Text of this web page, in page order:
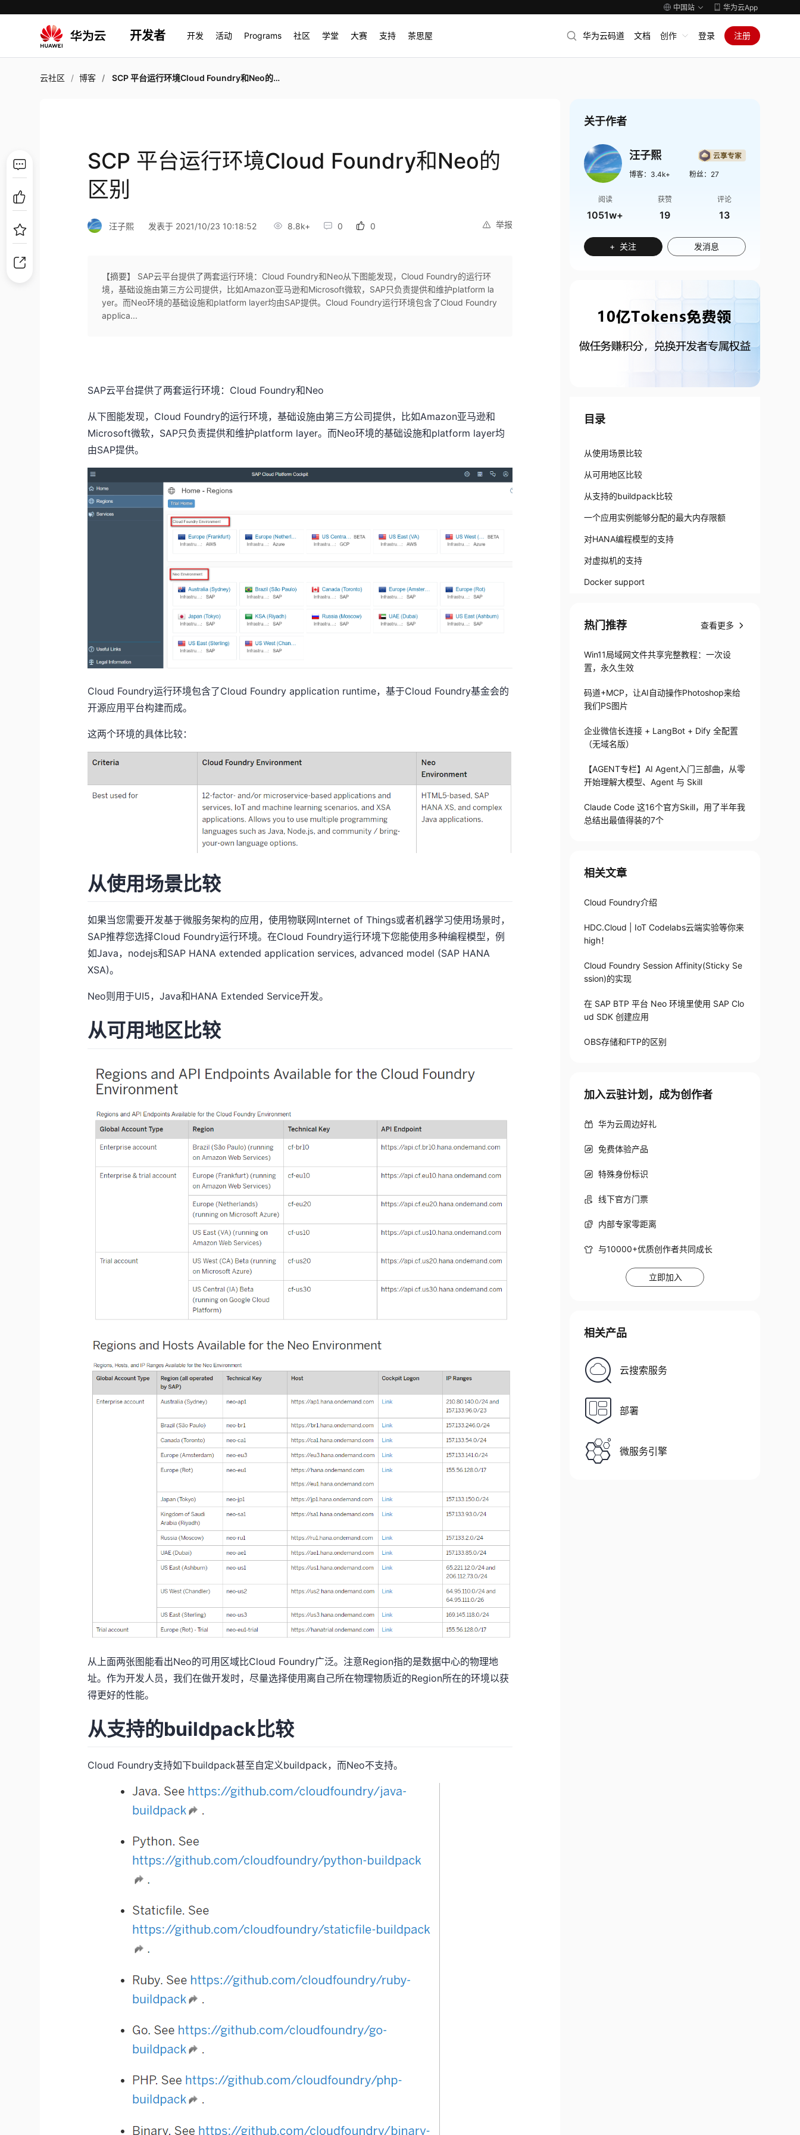
中国站 华为云App
开发者 开发 活动 Programs 社区 学堂 大赛 支持 茶思屋 华为云码道 文档 创作 登录 注册
云社区 博客 SCP 平台运行环境Cloud Foundry和Neo的区别
SCP 平台运行环境Cloud Foundry和Neo的
区别
举报
汪子熙 发表于 2021/10/23 10:18:52 8.8k+ 0 0
【摘要】 SAP云平台提供了两套运行环境：Cloud Foundry和Neo从下图能发现，Cloud Foundry的运行环
境，基础设施由第三方公司提供，比如Amazon亚马逊和Microsoft微软，SAP只负责提供和维护platform la
yer。而Neo环境的基础设施和platform layer均由SAP提供。Cloud Foundry运行环境包含了Cloud Foundry
applica...
SAP云平台提供了两套运行环境：Cloud Foundry和Neo
从下图能发现，Cloud Foundry的运行环境，基础设施由第三方公司提供，比如Amazon亚马逊和
Microsoft微软，SAP只负责提供和维护platform layer。而Neo环境的基础设施和platform layer均
由SAP提供。
Cloud Foundry运行环境包含了Cloud Foundry application runtime，基于Cloud Foundry基金会的
开源应用平台构建而成。
这两个环境的具体比较：
从使用场景比较
如果当您需要开发基于微服务架构的应用，使用物联网Internet of Things或者机器学习使用场景时，
SAP推荐您选择Cloud Foundry运行环境。在Cloud Foundry运行环境下您能使用多种编程模型，例
如Java，nodejs和SAP HANA extended application services, advanced model (SAP HANA
XSA)。
Neo则用于UI5，Java和HANA Extended Service开发。
从可用地区比较
从上面两张图能看出Neo的可用区域比Cloud Foundry广泛。注意Region指的是数据中心的物理地
址。作为开发人员，我们在做开发时，尽量选择使用离自己所在物理物质近的Region所在的环境以获
得更好的性能。
从支持的buildpack比较
Cloud Foundry支持如下buildpack甚至自定义buildpack，而Neo不支持。
关于作者
汪子熙
博客： 3.4k+ 粉丝： 27
阅读
1051w+
获赞
19
评论
13
+ 关注 发消息
目录
从使用场景比较
从可用地区比较
从支持的buildpack比较
一个应用实例能够分配的最大内存限额
对HANA编程模型的支持
对虚拟机的支持
Docker support
热门推荐 查看更多
Win11局域网文件共享完整教程：一次设
置，永久生效
码道+MCP，让AI自动操作Photoshop来给
我们PS图片
企业微信长连接 + LangBot + Dify 全配置
（无域名版）
【AGENT专栏】AI Agent入门三部曲，从零
开始理解大模型、Agent 与 Skill
Claude Code 这16个官方Skill，用了半年我
总结出最值得装的7个
相关文章
Cloud Foundry介绍
HDC.Cloud | IoT Codelabs云端实验等你来
high！
Cloud Foundry Session Affinity(Sticky Se
ssion)的实现
在 SAP BTP 平台 Neo 环境里使用 SAP Clo
ud SDK 创建应用
OBS存储和FTP的区别
加入云驻计划，成为创作者
华为云周边好礼
免费体验产品
特殊身份标识
线下官方门票
内部专家零距离
与10000+优质创作者共同成长
立即加入
相关产品
云搜索服务
部署
微服务引擎